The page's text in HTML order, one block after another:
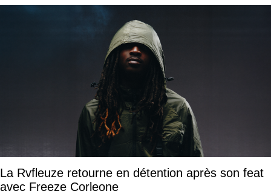
La Rvfleuze retourne en détention après son feat
avec Freeze Corleone